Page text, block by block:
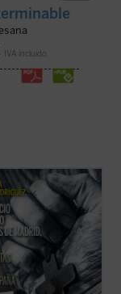
IVA incluido
estos 11 mártires, en
el noventa aniversario
en 1936, de la
XX en España. La
Causa de beatificación
breve pero ...
(ver ficha)